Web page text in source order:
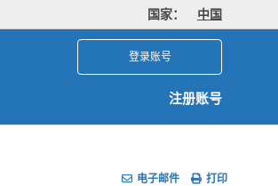
国家： 中国
登录账号
注册账号
电子邮件 打印